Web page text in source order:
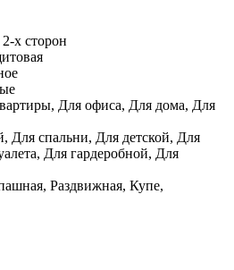
х сторон
Для офиса, Для дома, Для
Для спальни, Для детской, Для
Для гардеробной, Для
Раздвижная, Купе,